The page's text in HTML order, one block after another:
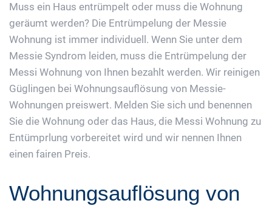
Muss ein Haus entrümpelt oder muss die Wohnung
geräumt werden? Die Entrümpelung der Messie
Wohnung ist immer individuell. Wenn Sie unter dem
Messie Syndrom leiden, muss die Entrümpelung der
Messi Wohnung von Ihnen bezahlt werden. Wir reinigen
Güglingen bei Wohnungsauflösung von Messie-
Wohnungen preiswert. Melden Sie sich und benennen
Sie die Wohnung oder das Haus, die Messi Wohnung zu
Entümprlung vorbereitet wird und wir nennen Ihnen
einen fairen Preis.
Wohnungsauflösung von